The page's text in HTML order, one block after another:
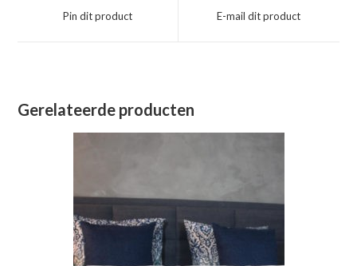
nieuw
Pin dit product
nieuw
E-mail dit product
Gerelateerde producten